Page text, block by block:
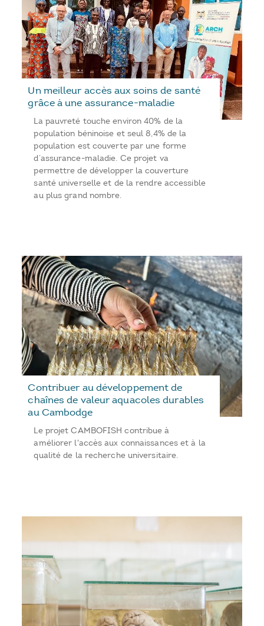
Un meilleur accès aux soins de santé
grâce à une assurance-maladie
La pauvreté touche environ 40% de la
population béninoise et seul 8,4% de la
population est couverte par une forme
d’assurance-maladie. Ce projet va
permettre de développer la couverture
santé universelle et de la rendre accessible
au plus grand nombre.
Contribuer au développement de
chaînes de valeur aquacoles durables
au Cambodge
Le projet CAMBOFISH contribue à
améliorer l'accès aux connaissances et à la
qualité de la recherche universitaire.